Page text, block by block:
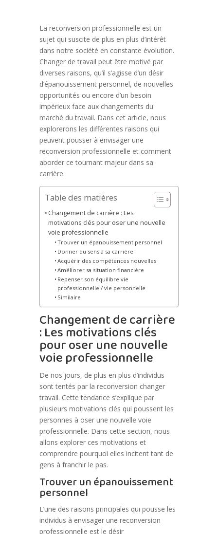
La reconversion professionnelle est un
sujet qui suscite de plus en plus d’intérêt
dans notre société en constante évolution.
Changer de travail peut être motivé par
diverses raisons, qu’il s’agisse d’un désir
d’épanouissement personnel, de nouvelles
opportunités ou encore d’un besoin
impérieux face aux changements du
marché du travail. Dans cet article, nous
explorerons les différentes raisons qui
peuvent pousser à envisager une
reconversion professionnelle et comment
aborder ce tournant majeur dans sa
carrière.
Table des matières
Changement de carrière : Les
motivations clés pour oser une nouvelle
voie professionnelle
Trouver un épanouissement personnel
Donner du sens à sa carrière
Acquérir des compétences nouvelles
Améliorer sa situation financière
Repenser son équilibre vie
professionnelle / vie personnelle
Similaire
Changement de carrière
: Les motivations clés
pour oser une nouvelle
voie professionnelle
De nos jours, de plus en plus d’individus
sont tentés par la reconversion changer
travail. Cette tendance s’explique par
plusieurs motivations clés qui poussent les
personnes à oser une nouvelle voie
professionnelle. Dans cette section, nous
allons explorer ces motivations et
comprendre pourquoi elles incitent tant de
gens à franchir le pas.
Trouver un épanouissement
personnel
L’une des raisons principales qui pousse les
individus à envisager une reconversion
professionnelle est le désir